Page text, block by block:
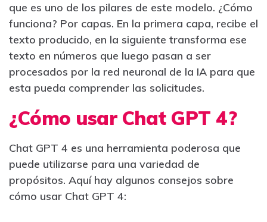
que es uno de los pilares de este modelo. ¿Cómo
funciona? Por capas. En la primera capa, recibe el
texto producido, en la siguiente transforma ese
texto en números que luego pasan a ser
procesados por la red neuronal de la IA para que
esta pueda comprender las solicitudes.
¿Cómo usar Chat GPT 4?
Chat GPT 4 es una herramienta poderosa que
puede utilizarse para una variedad de
propósitos. Aquí hay algunos consejos sobre
cómo usar Chat GPT 4: